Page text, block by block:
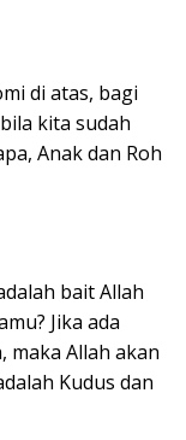
di atas, bagi
kita sudah
Anak dan Roh
bait Allah
Jika ada
maka Allah akan
Kudus dan